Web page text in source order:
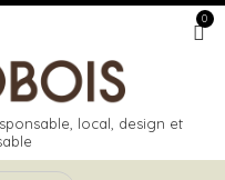
0
local, design et